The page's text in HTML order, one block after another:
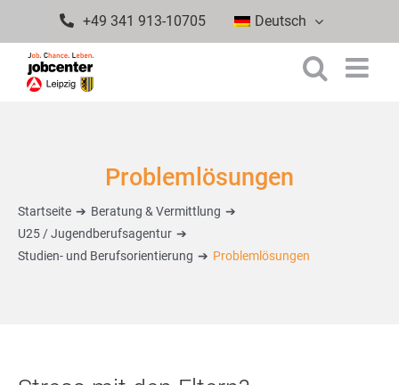
Inhalt
springen
+49 341 913-10705 Deutsch
Problemlösungen
Startseite
Beratung & Vermittlung
U25 / Jugendberufsagentur
Studien- und Berufsorientierung
Problemlösungen